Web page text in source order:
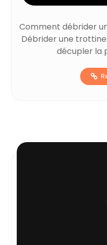
Comment débrider
Débrider une
décupler la